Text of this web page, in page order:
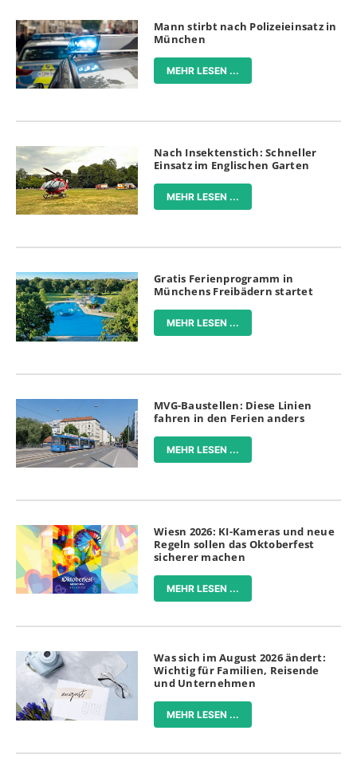
Mann stirbt nach Polizeieinsatz in
München
MEHR LESEN ...
Nach Insektenstich: Schneller
Einsatz im Englischen Garten
MEHR LESEN ...
Gratis Ferienprogramm in
Münchens Freibädern startet
MEHR LESEN ...
MVG-Baustellen: Diese Linien
fahren in den Ferien anders
MEHR LESEN ...
Wiesn 2026: KI-Kameras und neue
Regeln sollen das Oktoberfest
sicherer machen
MEHR LESEN ...
Was sich im August 2026 ändert:
Wichtig für Familien, Reisende
und Unternehmen
MEHR LESEN ...